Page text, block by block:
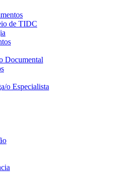
de TIDC
Documental
o Especialista